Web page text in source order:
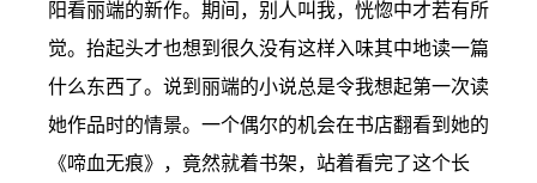
阳看丽端的新作。期间，别人叫我，恍惚中才若有所
觉。抬起头才也想到很久没有这样入味其中地读一篇
什么东西了。说到丽端的小说总是令我想起第一次读
她作品时的情景。一个偶尔的机会在书店翻看到她的
《啼血无痕》，竟然就着书架，站着看完了这个长